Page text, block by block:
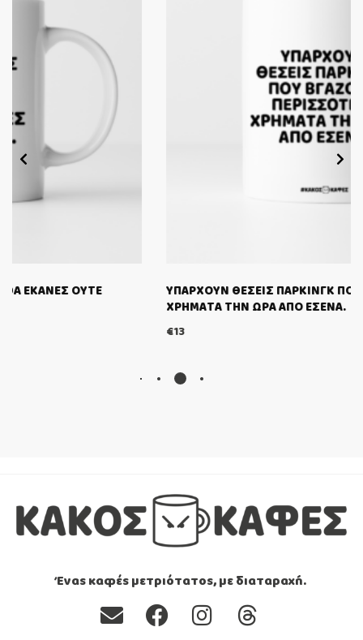
ΥΠΑΡΧΟΥΝ ΘΕΣΕΙΣ ΠΑΡΚΙΝΓΚ ΠΟΥ ΒΓΑΖΟΥΝ
ΧΡΗΜΑΤΑ ΤΗΝ ΩΡΑ ΑΠΟ ΕΣΕΝΑ.
Ένας καφές μετριότατος, με διαταραχή.